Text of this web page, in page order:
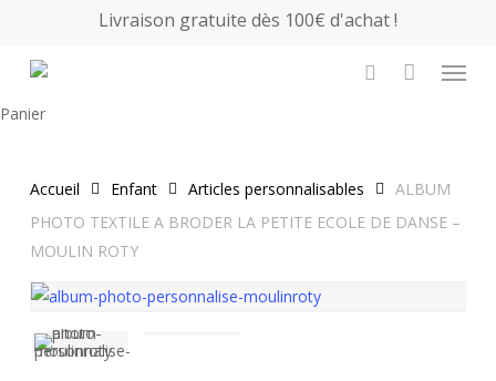
main
Livraison gratuite dès 100€ d'achat !
Menu
PanierClose
Accueil Enfant Articles personnalisables
ALBUM
PHOTO TEXTILE A BRODER LA PETITE ECOLE DE DANSE –
MOULIN ROTY